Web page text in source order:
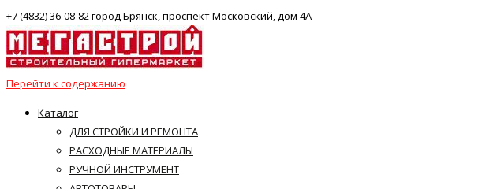
+7 (4832) 36-08-82 город Брянск, проспект Московский, дом 4А
Перейти к содержанию
Каталог
ДЛЯ СТРОЙКИ И РЕМОНТА
РАСХОДНЫЕ МАТЕРИАЛЫ
РУЧНОЙ ИНСТРУМЕНТ